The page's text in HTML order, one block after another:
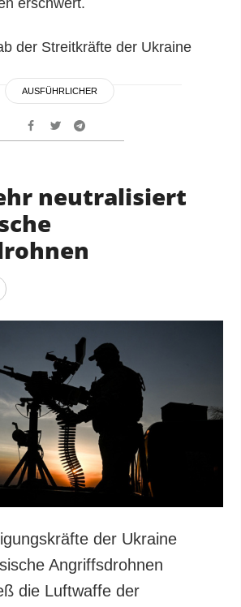
der Streitkräfte der Ukraine
AUSFÜHRLICHER
neutralisiert
der Ukraine
Angriffsdrohnen
die Luftwaffe der